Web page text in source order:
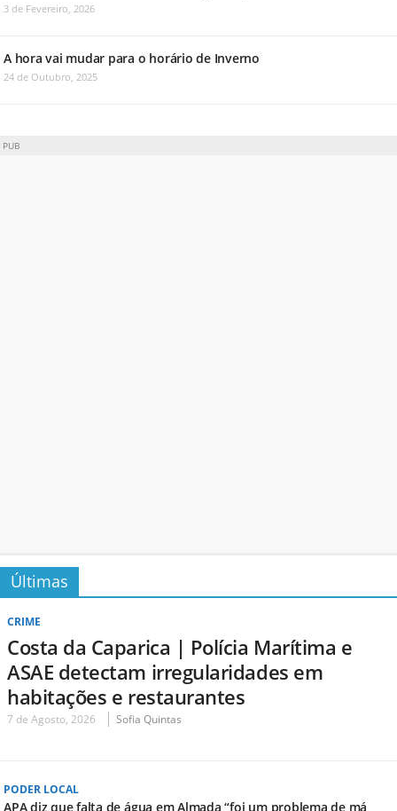
3 de Fevereiro, 2026
A hora vai mudar para o horário de Inverno
24 de Outubro, 2025
PUB
Últimas
CRIME
Costa da Caparica | Polícia Marítima e
ASAE detectam irregularidades em
habitações e restaurantes
7 de Agosto, 2026 Sofia Quintas
PODER LOCAL
APA diz que falta de água em Almada “foi um problema de má